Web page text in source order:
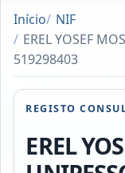
Início
NIF
EREL YOSEF
519298403
REGISTO
EREL